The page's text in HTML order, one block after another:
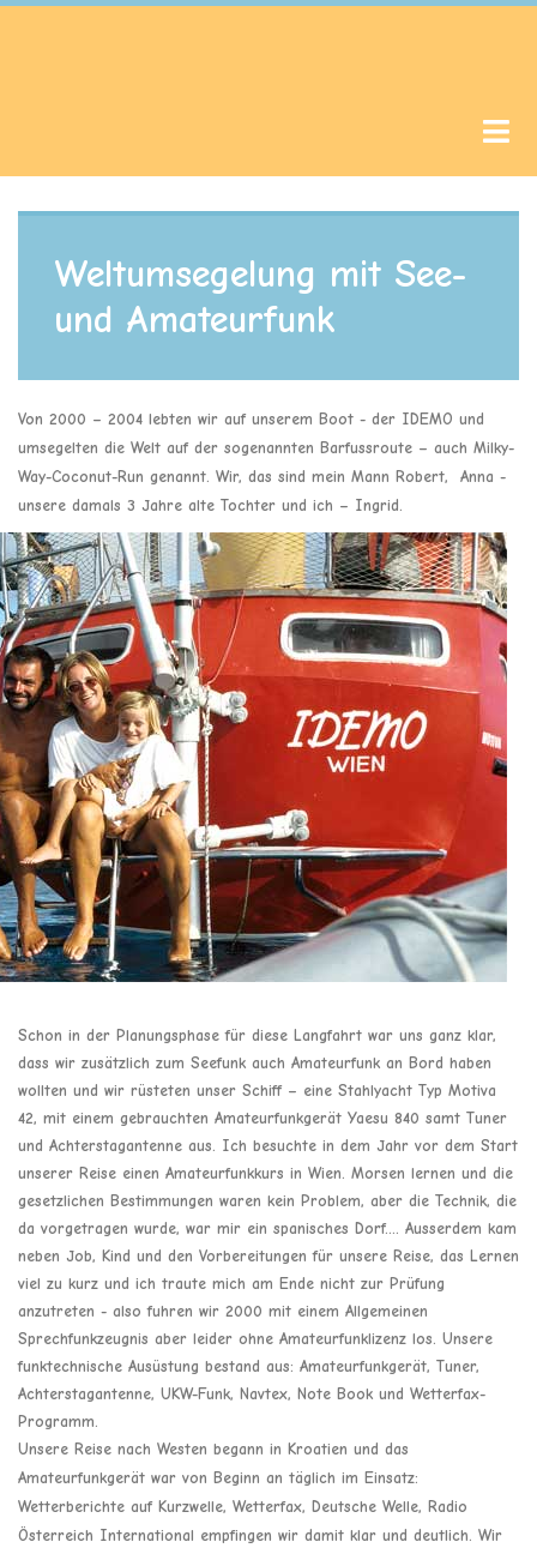
Weltumsegelung mit See-
und Amateurfunk
Von 2000 – 2004 lebten wir auf unserem Boot - der IDEMO und
umsegelten die Welt auf der sogenannten Barfussroute – auch Milky-
Way-Coconut-Run genannt. Wir, das sind mein Mann Robert, Anna -
unsere damals 3 Jahre alte Tochter und ich – Ingrid.
Schon in der Planungsphase für diese Langfahrt war uns ganz klar,
dass wir zusätzlich zum Seefunk auch Amateurfunk an Bord haben
wollten und wir rüsteten unser Schiff – eine Stahlyacht Typ Motiva
42, mit einem gebrauchten Amateurfunkgerät Yaesu 840 samt Tuner
und Achterstagantenne aus. Ich besuchte in dem Jahr vor dem Start
unserer Reise einen Amateurfunkkurs in Wien. Morsen lernen und die
gesetzlichen Bestimmungen waren kein Problem, aber die Technik, die
da vorgetragen wurde, war mir ein spanisches Dorf…. Ausserdem kam
neben Job, Kind und den Vorbereitungen für unsere Reise, das Lernen
viel zu kurz und ich traute mich am Ende nicht zur Prüfung
anzutreten - also fuhren wir 2000 mit einem Allgemeinen
Sprechfunkzeugnis aber leider ohne Amateurfunklizenz los. Unsere
funktechnische Ausüstung bestand aus: Amateurfunkgerät, Tuner,
Achterstagantenne, UKW-Funk, Navtex, Note Book und Wetterfax-
Programm.
Unsere Reise nach Westen begann in Kroatien und das
Amateurfunkgerät war von Beginn an täglich im Einsatz:
Wetterberichte auf Kurzwelle, Wetterfax, Deutsche Welle, Radio
Österreich International empfingen wir damit klar und deutlich. Wir